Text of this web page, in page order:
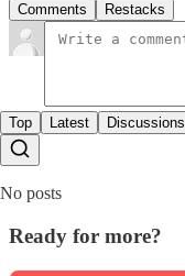
Comments Restacks
Top Latest Discussions
No posts
Ready for more?